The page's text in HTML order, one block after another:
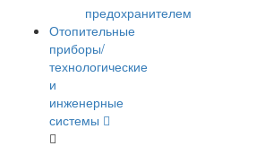
предохранителем
Отопительные
приборы/
технологические
и
инженерные
системы